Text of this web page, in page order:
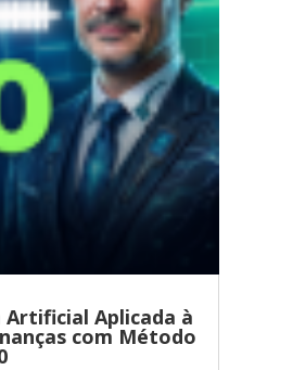
Aplicada à
com Método